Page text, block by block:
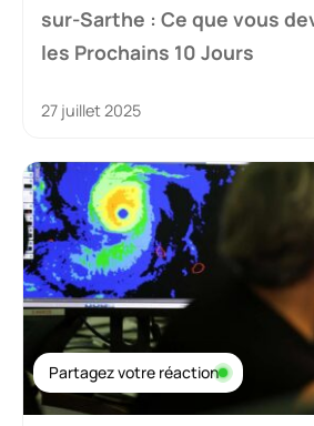
sur-Sarthe : Ce que vous
les Prochains 10 Jours
27 juillet 2025
Partagez votre réaction